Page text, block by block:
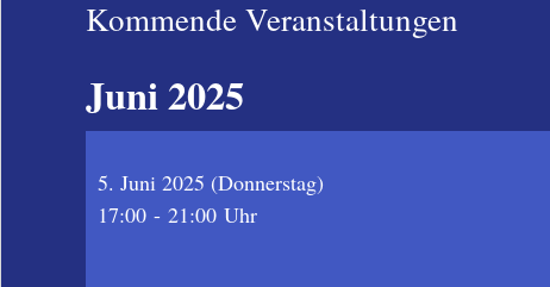
Kommende Veranstaltungen
Juni 2025
5. Juni 2025 (Donnerstag)
17:00 - 21:00 Uhr